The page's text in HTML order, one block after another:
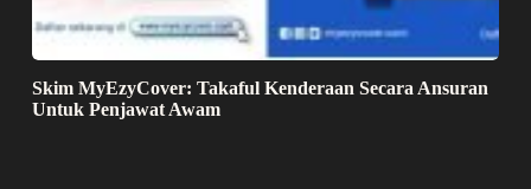
Skim MyEzyCover: Takaful Kenderaan Secara Ansuran
Untuk Penjawat Awam